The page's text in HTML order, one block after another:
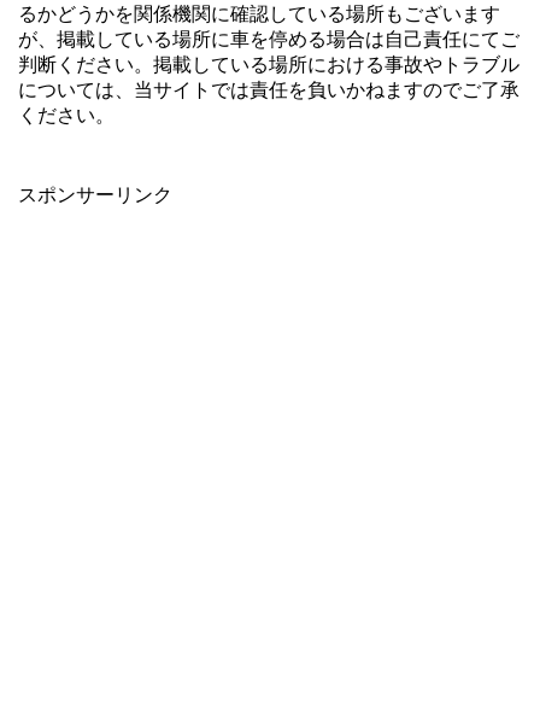
るかどうかを関係機関に確認している場所もございます
が、掲載している場所に車を停める場合は自己責任にてご
判断ください。掲載している場所における事故やトラブル
については、当サイトでは責任を負いかねますのでご了承
ください。
スポンサーリンク